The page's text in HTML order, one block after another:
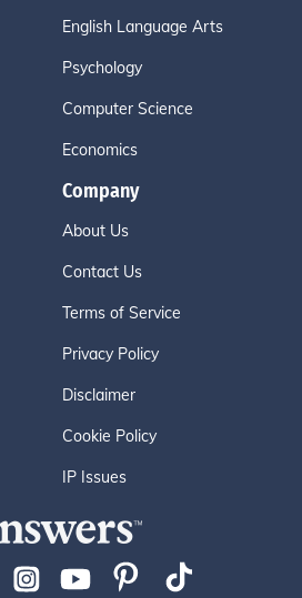
English Language Arts
Psychology
Computer Science
Economics
Company
About Us
Contact Us
Terms of Service
Privacy Policy
Disclaimer
Cookie Policy
IP Issues